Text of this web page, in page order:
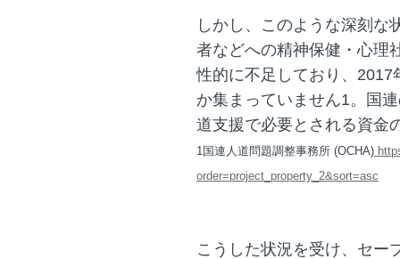
しかし、このような深刻な
者などへの精神保健・心理
性的に不足しており、
か集まっていません1。国
道支援で必要とされる資金
1国連人道問題調整事務所 (OCHA)
order=project_property_2&sort=asc
こうした状況を受け、セー